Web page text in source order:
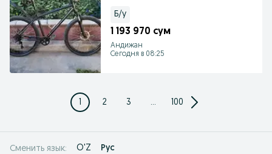
Б/у
1 193 970 сум
Андижан
Сегодня в 08:25
1 2 3 ... 100
Сменить язык: O'Z Рус